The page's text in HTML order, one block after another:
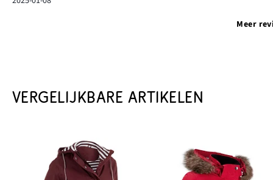
Meer
VERGELIJKBARE ARTIKELEN